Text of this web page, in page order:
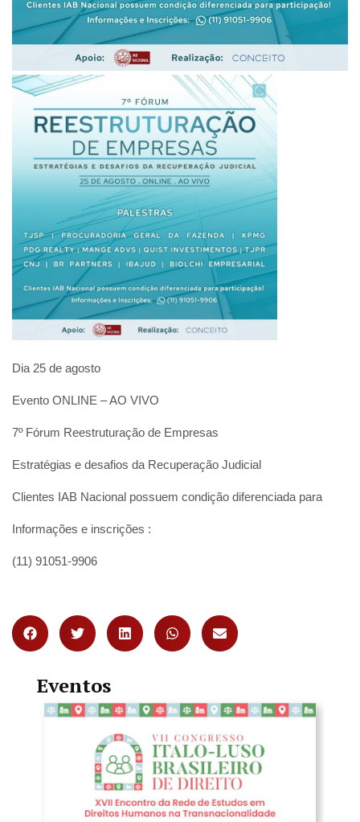
Dia 25 de agosto
Evento ONLINE – AO VIVO
7º Fórum Reestruturação de Empresas
Estratégias e desafios da Recuperação Judicial
Clientes IAB Nacional possuem condição diferenciada para
Informações e inscrições :
(11) 91051-9906
Eventos